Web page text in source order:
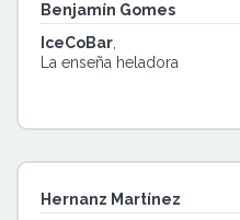
Benjamín Gomes
IceCoBar
La enseña heladora
Hernanz Martínez